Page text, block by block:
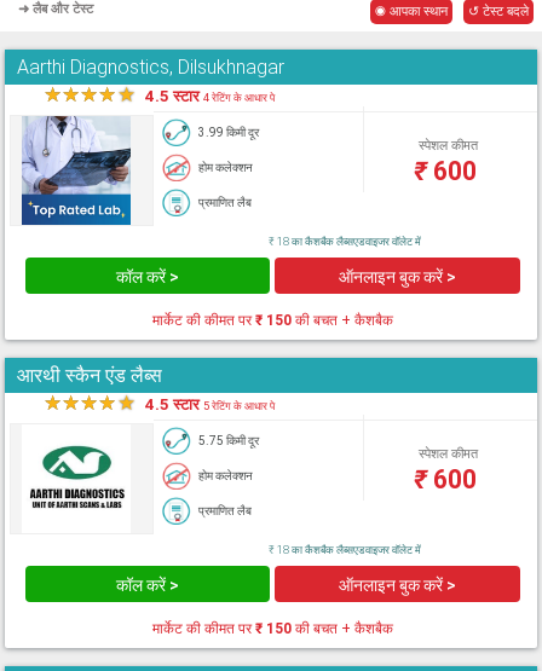
➜ लैब और टेस्ट ◉ आपका स्थान ↺ टेस्ट बदले
Aarthi Diagnostics, Dilsukhnagar
★★★★★ 4.5 स्टार4 रेटिंग के आधार पे
3.99 किमी दूर
होम कलेक्शन
प्रमाणित लैब
स्पेशल कीमत
₹600
₹ 18 का कैशबैक लैब्सएडवाइजर वॉलेट में
कॉल करें > ऑनलाइन बुक करें >
मार्केट की कीमत पर₹ 150की बचत + कैशबैक
आरथी स्कैन एंड लैब्स
★★★★★ 4.5 स्टार5 रेटिंग के आधार पे
5.75 किमी दूर
होम कलेक्शन
प्रमाणित लैब
स्पेशल कीमत
₹600
₹ 18 का कैशबैक लैब्सएडवाइजर वॉलेट में
कॉल करें > ऑनलाइन बुक करें >
मार्केट की कीमत पर₹ 150की बचत + कैशबैक